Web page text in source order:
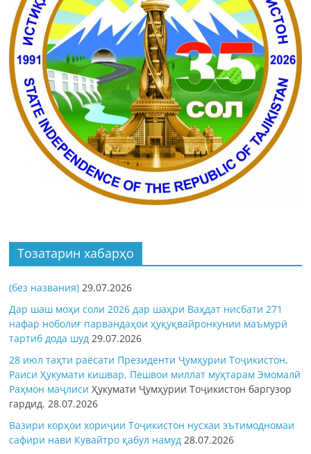
Тозатарин хабарҳо
(без названия) 29.07.2026
Дар шаш моҳи соли 2026 дар шаҳри Ваҳдат нисбати 271
нафар ноболиғ парвандаҳои ҳуқуқвайронкунии маъмурӣ
тартиб дода шуд 29.07.2026
28 июл таҳти раёсати Президенти Ҷумҳурии Тоҷикистон,
Раиси Ҳукумати кишвар, Пешвои миллат муҳтарам Эмомалӣ
Раҳмон маҷлисиҲукумати Ҷумҳурии Тоҷикистон баргузор
гардид.28.07.2026
Вазири корҳои хориҷии Тоҷикистон нусхаи эътимодномаи
сафири нави Кувайтро қабул намуд 28.07.2026